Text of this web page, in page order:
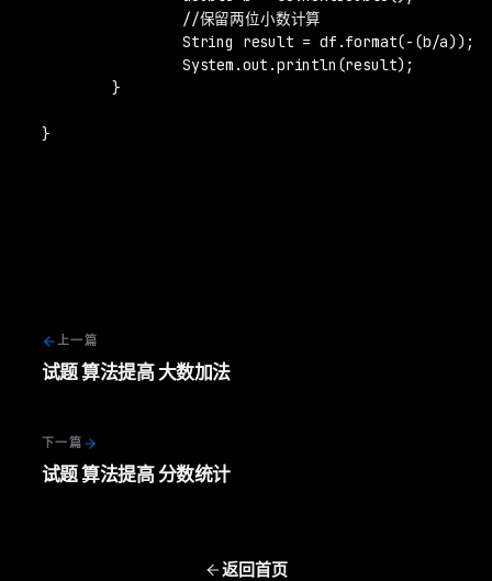
}
上一篇
试题 算法提高 大数加法
下一篇
试题 算法提高 分数统计
返回首页